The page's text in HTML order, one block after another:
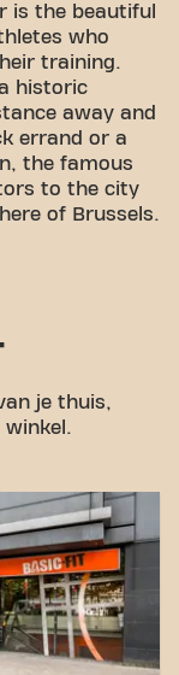
is the beautiful
who
training.
historic
away and
errand or a
the famous
to the city
of Brussels.
Metro:Gare
is De
With our
links,
been easier.
24/7 in
je thuis,